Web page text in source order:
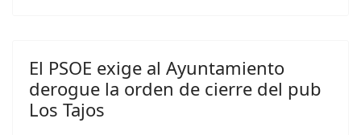
El PSOE exige al Ayuntamiento
derogue la orden de cierre del pub
Los Tajos